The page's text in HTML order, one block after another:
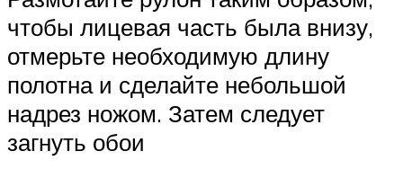
чтобы лицевая часть была внизу,
отмерьте необходимую длину
полотна и сделайте небольшой
надрез ножом. Затем следует
загнуть обои